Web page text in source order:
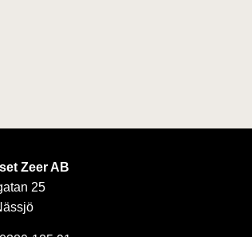
Zeer AB
25